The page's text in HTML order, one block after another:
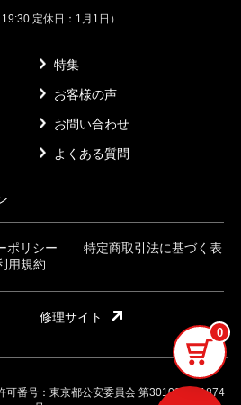
0
定休日：1月1日）
特集
お客様の声
お問い合わせ
よくある質問
ポリシー
特定商取引法に基づく表
用規約
修理サイト
可番号：東京都公安委員会 第301032121874